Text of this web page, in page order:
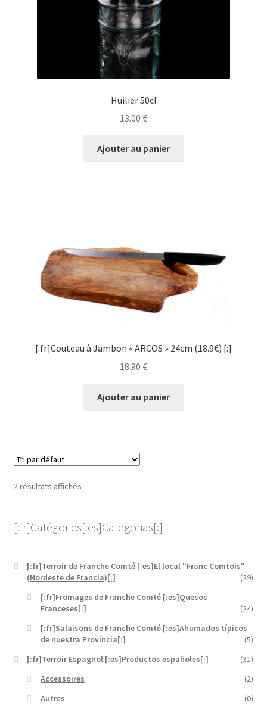
[:fr]Ma Commande[:es]Mi Pedido[:]
[:fr]Mon compte[:es]Mi cuenta[:]
Huilier 50cl
13.00 €
Ajouter au panier
[:fr]Couteau à Jambon « ARCOS » 24cm (18.9€) [:]
18.90 €
Ajouter au panier
2 résultats affichés
[:fr]Catégories[:es]Categorias[:]
[:fr]Terroir de Franche Comté [:es]El local "Franc Comtois"
(Nordeste de Francia)[:]
(29)
[:fr]Fromages de Franche Comté [:es]Quesos
Franceses[:]
(24)
[:fr]Salaisons de Franche Comté [:es]Ahumados típicos
de nuestra Provincia[:]
(5)
[:fr]Terroir Espagnol [:es]Productos españoles[:]
(31)
Accessoires
(2)
Autres
(0)